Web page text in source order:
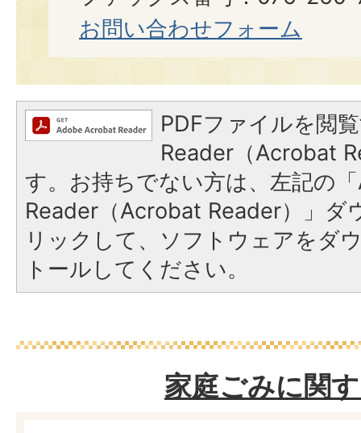
お問い合わせフォーム
PDFファイルを閲
Reader（Acrobat
す。お持ちでない方は、左記の
Reader（Acrobat Reader）」ダ
リックして、ソフトウェアをダ
トールしてください。
家庭ごみに関